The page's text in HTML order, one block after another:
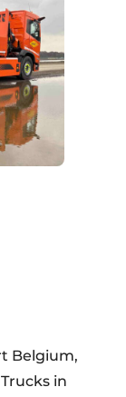
Belgium,
in